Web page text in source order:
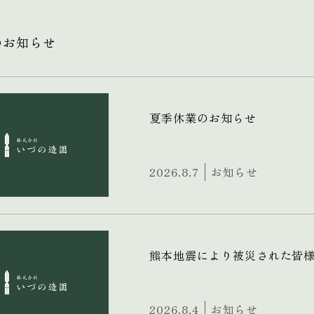
知らせ
夏季休業のお知らせ
2026.8.7 お知らせ
熊本地震により被災された皆
2026.8.4 お知らせ